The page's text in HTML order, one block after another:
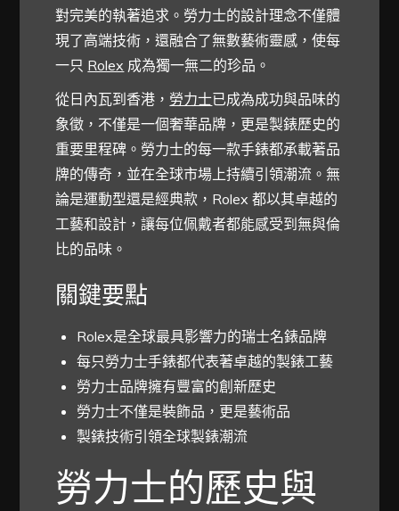
對完美的執著追求。勞力士的設計理念不僅體
現了高端技術，還融合了無數藝術靈感，使每
一只 Rolex 成為獨一無二的珍品。
從日內瓦到香港， 勞力士已成為成功與品味的
象徵，不僅是一個奢華品牌，更是製錶歷史的
重要里程碑。勞力士的每一款手錶都承載著品
牌的傳奇，並在全球市場上持續引領潮流。無
論是運動型還是經典款，Rolex 都以其卓越的
工藝和設計，讓每位佩戴者都能感受到無與倫
比的品味。
關鍵要點
Rolex是全球最具影響力的瑞士名錶品牌
每只勞力士手錶都代表著卓越的製錶工藝
勞力士品牌擁有豐富的創新歷史
勞力士不僅是裝飾品，更是藝術品
製錶技術引領全球製錶潮流
勞力士的歷史與